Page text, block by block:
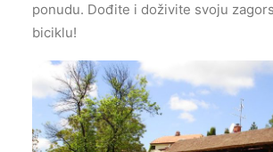
ponudu. Dođite i doživite svoju
biciklu!